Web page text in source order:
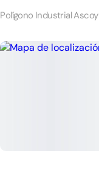
Polígono Industrial